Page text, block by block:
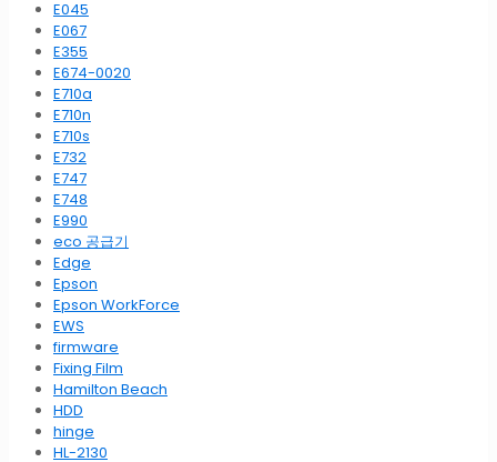
E045
E067
E355
E674-0020
E710a
E710n
E710s
E732
E747
E748
E990
eco 공급기
Edge
Epson
Epson WorkForce
EWS
firmware
Fixing Film
Hamilton Beach
HDD
hinge
HL-2130